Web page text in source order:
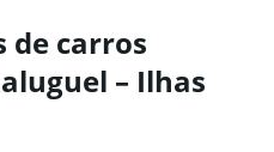
de carros
– Ilhas